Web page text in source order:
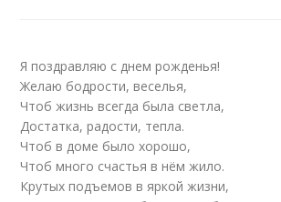
Я поздравляю с днем рожденья!
Желаю бодрости, веселья,
Чтоб жизнь всегда была светла,
Достатка, радости, тепла.
Чтоб в доме было хорошо,
Чтоб много счастья в нём жило.
Крутых подъемов в яркой жизни,